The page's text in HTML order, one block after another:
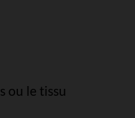
ou le tissu